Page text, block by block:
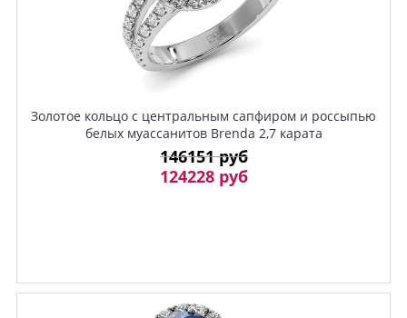
Золотое кольцо с центральным сапфиром и россыпью
белых муассанитов Brenda 2,7 карата
146151 руб
124228 руб